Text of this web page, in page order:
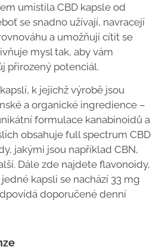
umístila CBD kapsle od
se snadno užívají, navracejí
a umožňují cítit se
mysl tak, aby vám
přirozený potenciál.
k jejichž výrobě jsou
a organické ingredience –
formulace kanabinoidů a
obsahuje full spectrum CBD
jakými jsou například CBN,
Dále zde najdete flavonoidy,
kapsli se nachází 33 mg
doporučené denní